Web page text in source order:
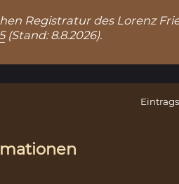
Registratur des Lorenz
(Stand: 8.8.2026).